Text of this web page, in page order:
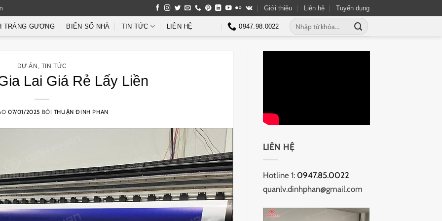
Giới thiệu Liên hệ Tuyển dụng
TRÁNG GƯƠNG BIỂN SỐ NHÀ TIN TỨC LIÊN HỆ 0947.98.0022
Tìm
kiếm:
DỰ ÁN TIN TỨC
Lai Giá Rẻ Lấy Liền
07/01/2025 BỞI THUẬN ĐINH PHAN
LIÊN HỆ
Hotline 1: 0947.85.0022
quanlv.dinhphan@gmail.com